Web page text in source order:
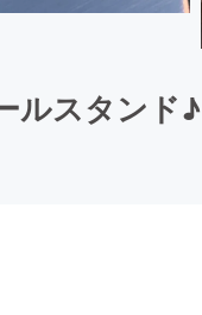
ルスタンド♪